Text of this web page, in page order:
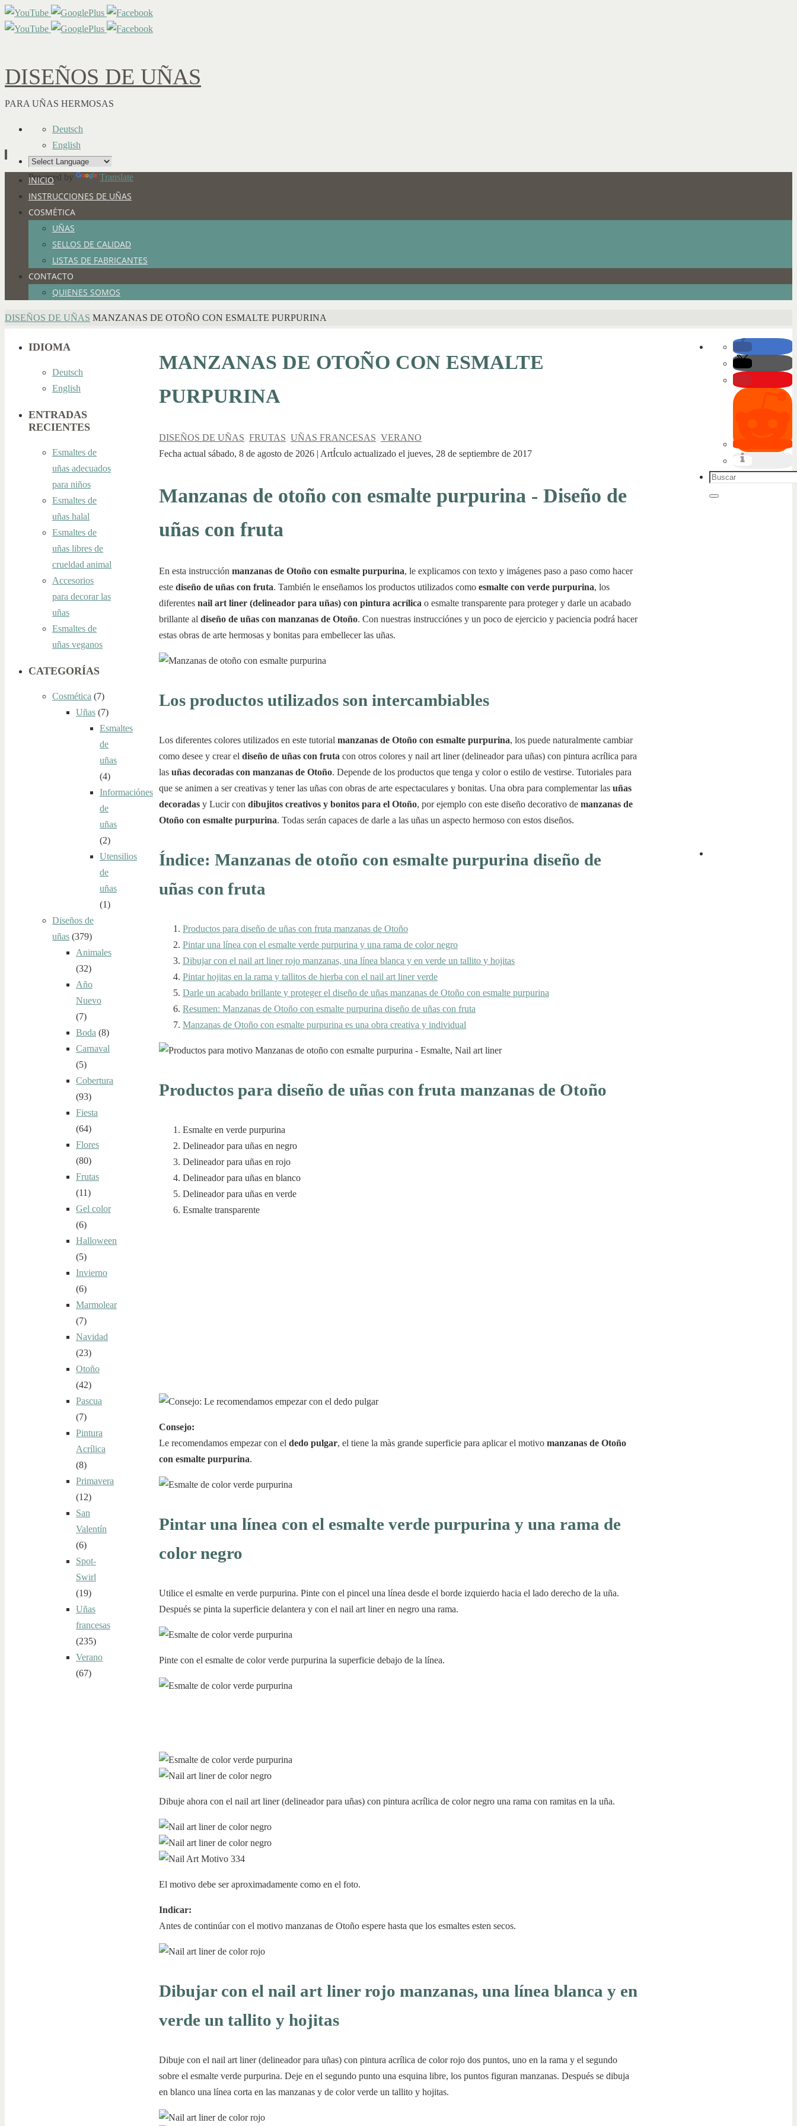
DISEÑOS DE UÑAS
PARA UÑAS HERMOSAS
Deutsch
English
Powered by Translate
contenido
INICIO
INSTRUCCIONES DE UÑAS
COSMÉTICA
UÑAS
SELLOS DE CALIDAD
LISTAS DE FABRICANTES
CONTACTO
QUIENES SOMOS
INICIO
DISEÑOS DE UÑAS MANZANAS DE OTOÑO CON ESMALTE PURPURINA
MANZANAS DE OTOÑO CON ESMALTE
PURPURINA
DISEÑOS DE UÑAS, FRUTAS, UÑAS FRANCESAS, VERANO
Fecha actual sábado, 8 de agosto de 2026 | ArtÍculo actualizado el jueves, 28 de septiembre de 2017
Manzanas de otoño con esmalte purpurina - Diseño de
uñas con fruta
En esta instrucción manzanas de Otoño con esmalte purpurina, le explicamos con texto y imágenes paso a paso como hacer
este diseño de uñas con fruta. También le enseñamos los productos utilizados como esmalte con verde purpurina, los
diferentes nail art liner (delineador para uñas) con pintura acrílica o esmalte transparente para proteger y darle un acabado
brillante al diseño de uñas con manzanas de Otoño. Con nuestras instrucciónes y un poco de ejercicio y paciencia podrá hacer
estas obras de arte hermosas y bonitas para embellecer las uñas.
Los productos utilizados son intercambiables
Los diferentes colores utilizados en este tutorial manzanas de Otoño con esmalte purpurina, los puede naturalmente cambiar
como desee y crear el diseño de uñas con fruta con otros colores y nail art liner (delineador para uñas) con pintura acrílica para
las uñas decoradas con manzanas de Otoño. Depende de los productos que tenga y color o estilo de vestirse. Tutoriales para
que se animen a ser creativas y tener las uñas con obras de arte espectaculares y bonitas. Una obra para complementar las uñas
decoradas y Lucir con dibujitos creativos y bonitos para el Otoño, por ejemplo con este diseño decorativo de manzanas de
Otoño con esmalte purpurina. Todas serán capaces de darle a las uñas un aspecto hermoso con estos diseños.
Índice: Manzanas de otoño con esmalte purpurina diseño de
uñas con fruta
Productos para diseño de uñas con fruta manzanas de Otoño
Pintar una línea con el esmalte verde purpurina y una rama de color negro
Dibujar con el nail art liner rojo manzanas, una línea blanca y en verde un tallito y hojitas
Pintar hojitas en la rama y tallitos de hierba con el nail art liner verde
Darle un acabado brillante y proteger el diseño de uñas manzanas de Otoño con esmalte purpurina
Resumen: Manzanas de Otoño con esmalte purpurina diseño de uñas con fruta
Manzanas de Otoño con esmalte purpurina es una obra creativa y individual
Productos para diseño de uñas con fruta manzanas de Otoño
Esmalte en verde purpurina
Delineador para uñas en negro
Delineador para uñas en rojo
Delineador para uñas en blanco
Delineador para uñas en verde
Esmalte transparente
Consejo:
Le recomendamos empezar con el dedo pulgar, el tiene la màs grande superficie para aplicar el motivo manzanas de Otoño
con esmalte purpurina.
Pintar una línea con el esmalte verde purpurina y una rama de
color negro
Utilice el esmalte en verde purpurina. Pinte con el pincel una línea desde el borde izquierdo hacia el lado derecho de la uña.
Después se pinta la superficie delantera y con el nail art liner en negro una rama.
Pinte con el esmalte de color verde purpurina la superficie debajo de la línea.
Dibuje ahora con el nail art liner (delineador para uñas) con pintura acrílica de color negro una rama con ramitas en la uña.
El motivo debe ser aproximadamente como en el foto.
Indicar:
Antes de continúar con el motivo manzanas de Otoño espere hasta que los esmaltes esten secos.
Dibujar con el nail art liner rojo manzanas, una línea blanca y en
verde un tallito y hojitas
Dibuje con el nail art liner (delineador para uñas) con pintura acrílica de color rojo dos puntos, uno en la rama y el segundo
sobre el esmalte verde purpurina. Deje en el segundo punto una esquina libre, los puntos figuran manzanas. Después se dibuja
en blanco una línea corta en las manzanas y de color verde un tallito y hojitas.
IDIOMA
Deutsch
English
ENTRADAS
RECIENTES
Esmaltes de
uñas adecuados
para niños
Esmaltes de
uñas halal
Esmaltes de
uñas libres de
crueldad animal
Accesorios
para decorar las
uñas
Esmaltes de
uñas veganos
CATEGORÍAS
Cosmética (7)
Uñas (7)
Esmaltes
de
uñas
(4)
Informaciónes
de
uñas
(2)
Utensilios
de
uñas
(1)
Diseños de
uñas (379)
Animales
(32)
Año
Nuevo
(7)
Boda (8)
Carnaval
(5)
Cobertura
(93)
Fiesta
(64)
Flores
(80)
Frutas
(11)
Gel color
(6)
Halloween
(5)
Invierno
(6)
Marmolear
(7)
Navidad
(23)
Otoño
(42)
Pascua
(7)
Pintura
Acrílica
(8)
Primavera
(12)
San
Valentín
(6)
Spot-
Swirl
(19)
Uñas
francesas
(235)
Verano
(67)
Buscar:
Buscar